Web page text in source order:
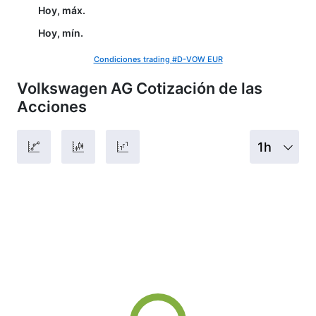
Volkswagen AG Cotización de las
Acciones
1h
Hoy, máx.
Hoy, mín.
Condiciones trading #D-VOW EUR